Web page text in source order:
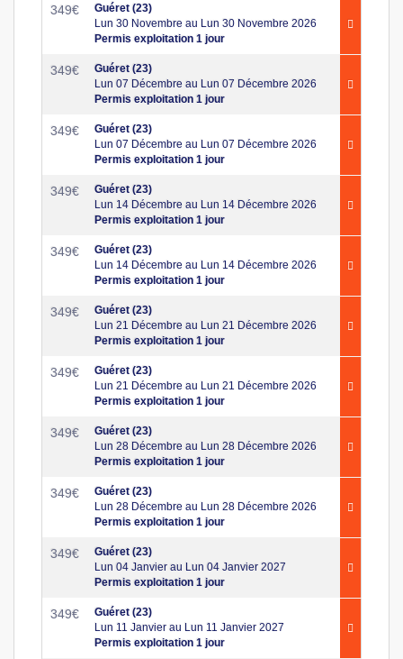
349€
Guéret (23)
Lun 30 Novembre au Lun 30 Novembre 2026
Permis exploitation 1 jour
349€
Guéret (23)
Lun 07 Décembre au Lun 07 Décembre 2026
Permis exploitation 1 jour
349€
Guéret (23)
Lun 07 Décembre au Lun 07 Décembre 2026
Permis exploitation 1 jour
349€
Guéret (23)
Lun 14 Décembre au Lun 14 Décembre 2026
Permis exploitation 1 jour
349€
Guéret (23)
Lun 14 Décembre au Lun 14 Décembre 2026
Permis exploitation 1 jour
349€
Guéret (23)
Lun 21 Décembre au Lun 21 Décembre 2026
Permis exploitation 1 jour
349€
Guéret (23)
Lun 21 Décembre au Lun 21 Décembre 2026
Permis exploitation 1 jour
349€
Guéret (23)
Lun 28 Décembre au Lun 28 Décembre 2026
Permis exploitation 1 jour
349€
Guéret (23)
Lun 28 Décembre au Lun 28 Décembre 2026
Permis exploitation 1 jour
349€
Guéret (23)
Lun 04 Janvier au Lun 04 Janvier 2027
Permis exploitation 1 jour
349€
Guéret (23)
Lun 11 Janvier au Lun 11 Janvier 2027
Permis exploitation 1 jour